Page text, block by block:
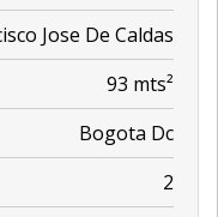
Jose De Caldas
93 mts²
Bogota Dc
2